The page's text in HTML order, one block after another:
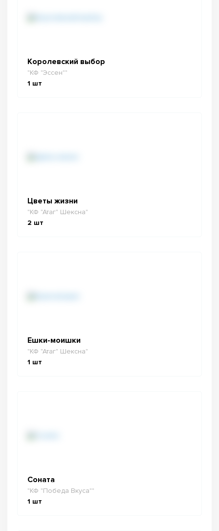
Королевский выбор
"КФ "Эссен""
1 шт
Цветы жизни
"КФ "Атаг" Шексна"
2 шт
Ешки-моишки
"КФ "Атаг" Шексна"
1 шт
Соната
"КФ "Победа Вкуса""
1 шт